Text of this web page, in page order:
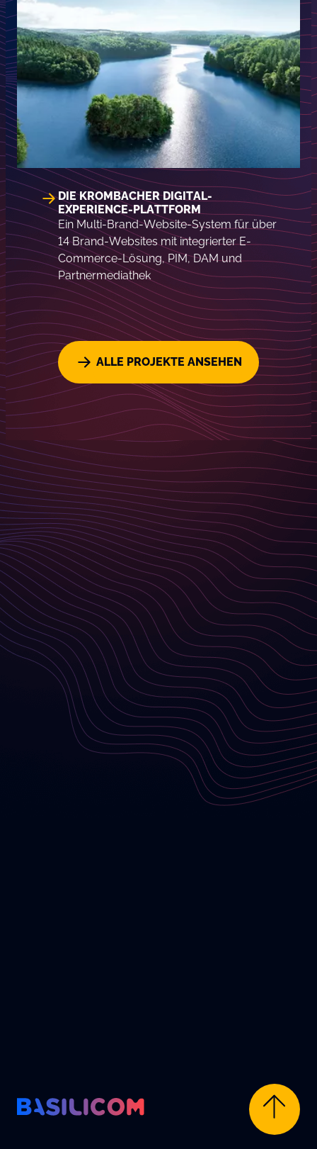
DIE KROMBACHER DIGITAL-
EXPERIENCE-PLATTFORM
Ein Multi-Brand-Website-System für über
14 Brand-Websites mit integrierter E-
Commerce-Lösung, PIM, DAM und
Partnermediathek
ALLE PROJEKTE ANSEHEN
Company Logo von Basilicom GmbH